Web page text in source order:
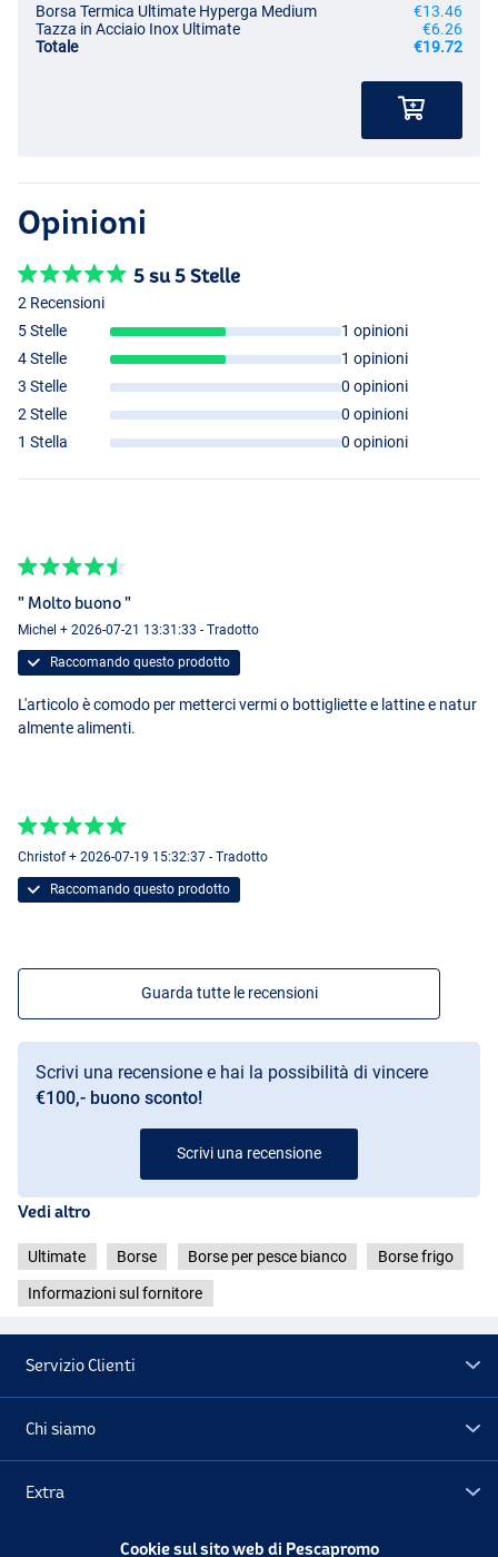
Borsa Termica Ultimate Hyperga Medium
€13.46
Tazza in Acciaio Inox Ultimate
€6.26
Totale
€19.72
Opinioni
5 su 5 Stelle
2 Recensioni
5 Stelle
1 opinioni
4 Stelle
1 opinioni
3 Stelle
0 opinioni
2 Stelle
0 opinioni
1 Stella
0 opinioni
" Molto buono "
Michel + 2026-07-21 13:31:33 - Tradotto
Raccomando questo prodotto
L'articolo è comodo per metterci vermi o bottigliette e lattine e natur
almente alimenti.
Christof + 2026-07-19 15:32:37 - Tradotto
Raccomando questo prodotto
Guarda tutte le recensioni
Scrivi una recensione e hai la possibilità di vincere
€100,- buono sconto!
Scrivi una recensione
Vedi altro
Ultimate Borse Borse per pesce bianco Borse frigo
Informazioni sul fornitore
Servizio Clienti
Chi siamo
Extra
Cookie sul sito web di Pescapromo